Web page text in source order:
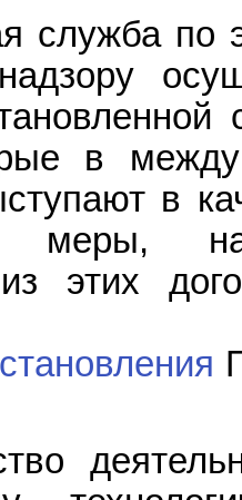
служба по
в
в
меры,
этих